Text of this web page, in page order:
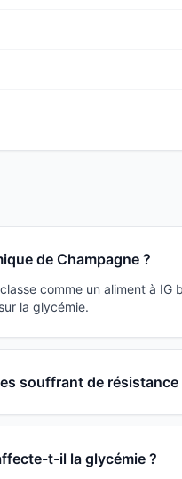
de Champagne ?
comme un aliment à IG
la glycémie.
souffrant de résistance
t-il la glycémie ?